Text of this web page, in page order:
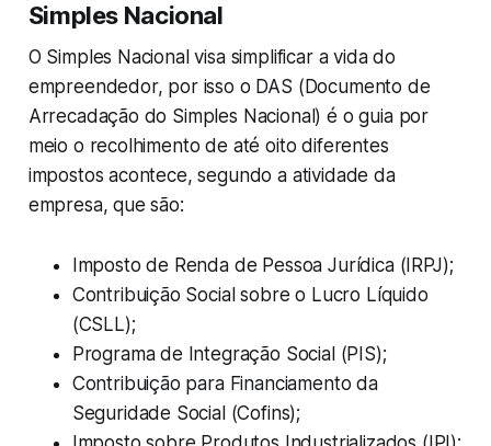
Simples Nacional
O Simples Nacional visa simplificar a vida do
empreendedor, por isso o DAS (Documento de
Arrecadação do Simples Nacional) é o guia por
meio o recolhimento de até oito diferentes
impostos acontece, segundo a atividade da
empresa, que são:
Imposto de Renda de Pessoa Jurídica (IRPJ);
Contribuição Social sobre o Lucro Líquido
(CSLL);
Programa de Integração Social (PIS);
Contribuição para Financiamento da
Seguridade Social (Cofins);